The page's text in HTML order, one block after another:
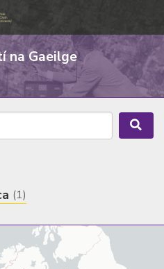
na Gaeilge
(1)